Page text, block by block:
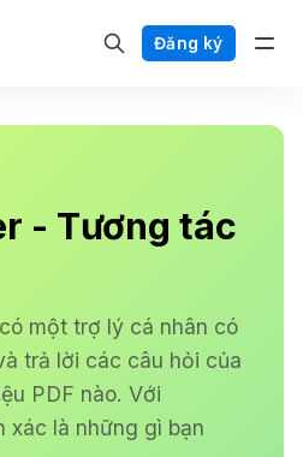
Đăng ký
- Tương tác
một trợ lý cá nhân có
trả lời các câu hỏi của
PDF nào. Với
xác là những gì bạn